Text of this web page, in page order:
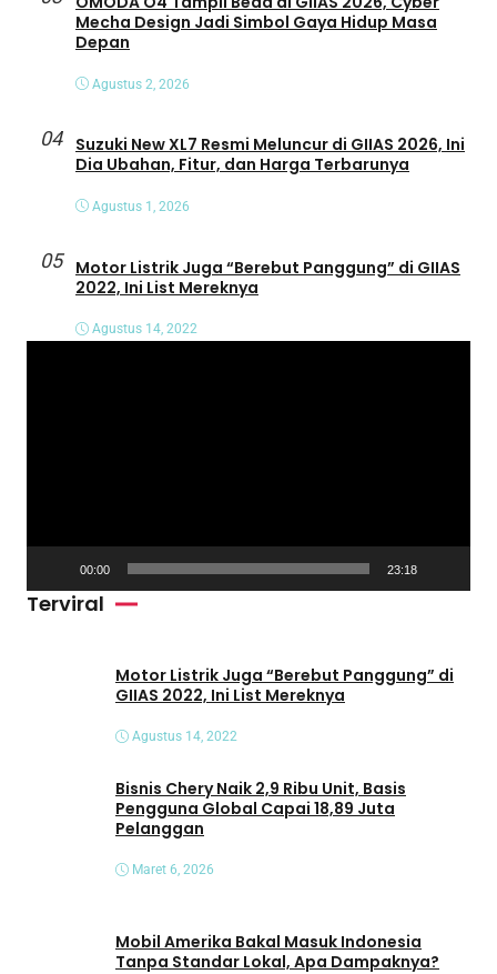
Mecha Design Jadi Simbol Gaya Hidup Masa
Depan
Agustus 2, 2026
04
Suzuki New XL7 Resmi Meluncur di GIIAS 2026, Ini
Dia Ubahan, Fitur, dan Harga Terbarunya
Agustus 1, 2026
05
Motor Listrik Juga “Berebut Panggung” di GIIAS
2022, Ini List Mereknya
Agustus 14, 2022
d
00:00 23:18
Terviral
Motor Listrik Juga “Berebut Panggung” di
GIIAS 2022, Ini List Mereknya
Agustus 14, 2022
Bisnis Chery Naik 2,9 Ribu Unit, Basis
Pengguna Global Capai 18,89 Juta
Pelanggan
Maret 6, 2026
Mobil Amerika Bakal Masuk Indonesia
Tanpa Standar Lokal, Apa Dampaknya?